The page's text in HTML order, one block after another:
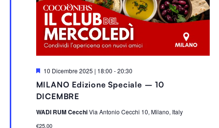
MILANO Edizione Speciale – 10
DICEMBRE
S
g
n
a
l
a
t
10 Dicembre 2025 | 18:00 -20:30
WADI RUM CecchiVia Antonio Cecchi 10, Milano, Italy
€25,00